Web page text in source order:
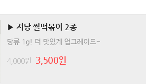
▶ 저당 쌀떡볶이 2종
당류 1g! 더 맛있게 업그레이드~
4,000원 3,500원